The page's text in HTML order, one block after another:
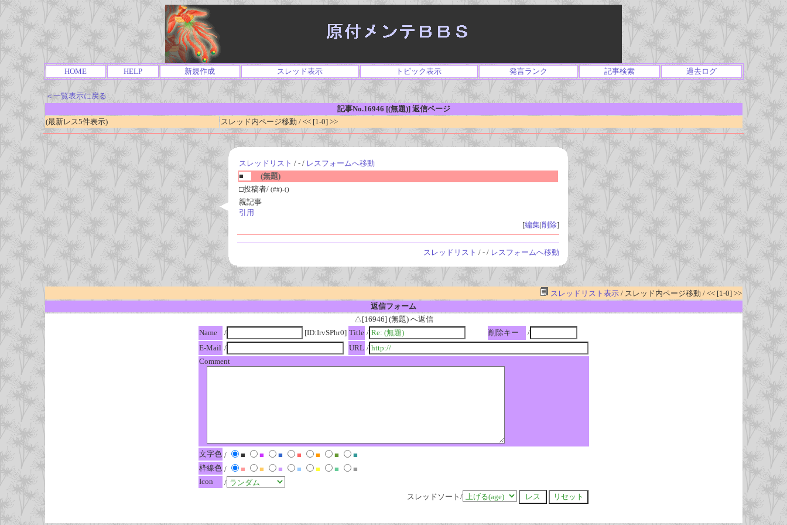
HOME HELP 新規作成 スレッド表示 トピック表示 発言ランク 記事検索 過去ログ
＜一覧表示に戻る
記事No.16946 [(無題)] 返信ページ
(最新レス5件表示)
スレッド内ページ移動 / << [1-0] >>
スレッドリスト / - / レスフォームへ移動
■
(無題)
□投稿者/ (##)-()
親記事
引用
[編集|削除]
スレッドリスト / - / レスフォームへ移動
スレッドリスト表示/ スレッド内ページ移動 / << [1-0] >>
返信フォーム
△[16946] (無題) へ返信
Name
/ [ID:IrvSPhr0] Title / 削除キー
/
E-Mail / URL /
Comment
文字色 / ■ ■ ■ ■ ■ ■
■
枠線色 / ■ ■ ■ ■ ■ ■
■
Icon
/
スレッドソート/